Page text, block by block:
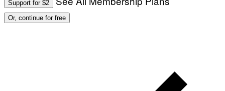
Support for $2
Or, continue for free